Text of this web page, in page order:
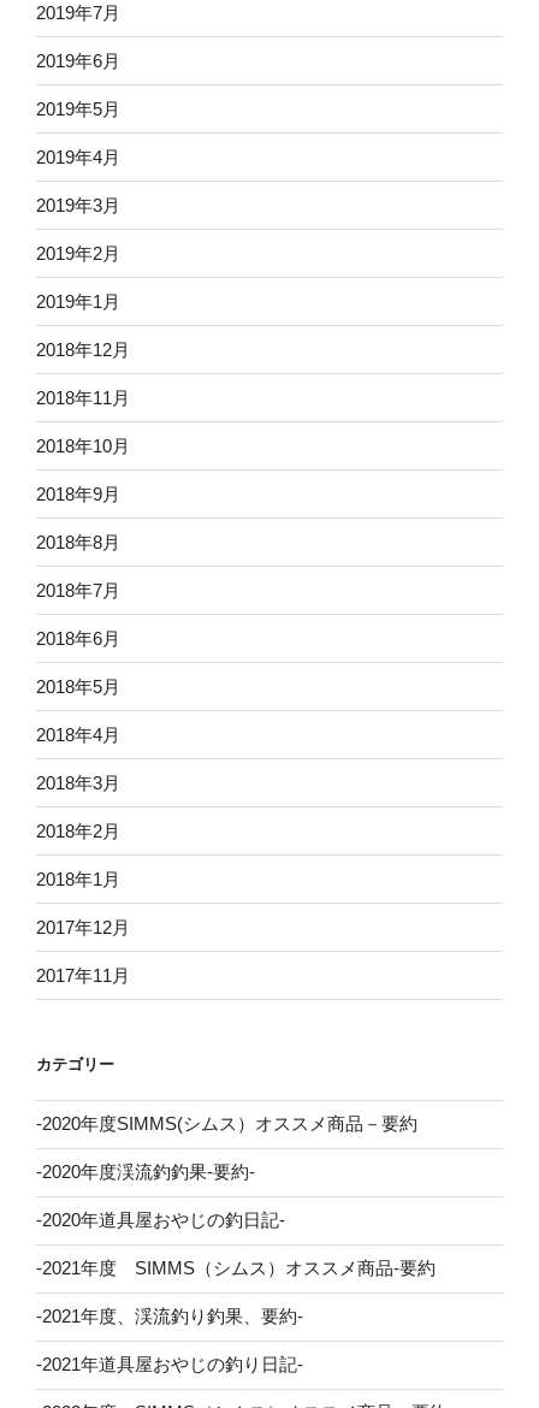
2019年7月
2019年6月
2019年5月
2019年4月
2019年3月
2019年2月
2019年1月
2018年12月
2018年11月
2018年10月
2018年9月
2018年8月
2018年7月
2018年6月
2018年5月
2018年4月
2018年3月
2018年2月
2018年1月
2017年12月
2017年11月
カテゴリー
-2020年度SIMMS(シムス）オススメ商品－要約
-2020年度渓流釣釣果-要約-
-2020年道具屋おやじの釣日記-
-2021年度 SIMMS（シムス）オススメ商品-要約
-2021年度、渓流釣り釣果、要約-
-2021年道具屋おやじの釣り日記-